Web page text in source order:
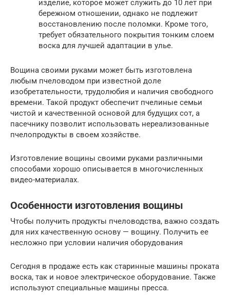
изделие, которое может служить до 10 лет при
бережном отношении, однако не подлежит
восстановлению после поломки. Кроме того,
требует обязательного покрытия тонким слоем
воска для лучшей адаптации в улье.
Вощина своими руками может быть изготовлена
любым пчеловодом при известной доле
изобретательности, трудолюбия и наличия свободного
времени. Такой продукт обеспечит пчелиные семьи
чистой и качественной основой для будущих сот, а
пасечнику позволит использовать нереализованные
пчелопродукты в своем хозяйстве.
Изготовление вощины своими руками различными
способами хорошо описывается в многочисленных
видео-материалах.
Особенности изготовления вощины
Чтобы получить продукты пчеловодства, важно создать
для них качественную основу — вощину. Получить ее
несложно при условии наличия оборудования
Сегодня в продаже есть как старинные машины проката
воска, так и новое электрическое оборудование. Также
используют специальные машины пресса.